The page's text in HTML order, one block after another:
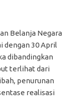
Belanja Negara
dengan 30 April
dibandingkan
terlihat dari
penurunan
realisasi